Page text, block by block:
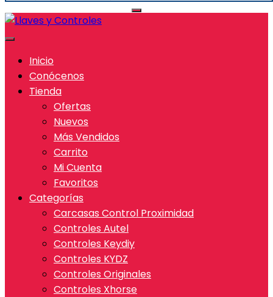
Inicio
Conócenos
Tienda
Ofertas
Nuevos
Más Vendidos
Carrito
Mi Cuenta
Favoritos
Categorías
Carcasas Control Proximidad
Controles Autel
Controles Keydiy
Controles KYDZ
Controles Originales
Controles Xhorse